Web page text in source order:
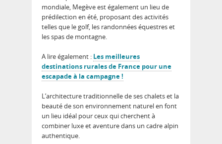
mondiale, Megève est également un lieu de
prédilection en été, proposant des activités
telles que le golf, les randonnées équestres et
les spas de montagne.
A lire également : Les meilleures
destinations rurales de France pour une
escapade à la campagne !
L’architecture traditionnelle de ses chalets et la
beauté de son environnement naturel en font
un lieu idéal pour ceux qui cherchent à
combiner luxe et aventure dans un cadre alpin
authentique.